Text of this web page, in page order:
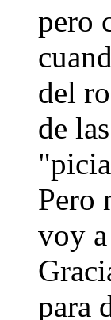
pero
del
de
Pero
voy
para